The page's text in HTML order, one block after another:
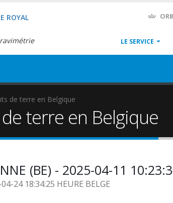
ROYAL
ORB
LE SERVICE
de terre en Belgique
terre en Belgique
(BE) - 2025-04-11
24 18:34:25 HEURE BELGE